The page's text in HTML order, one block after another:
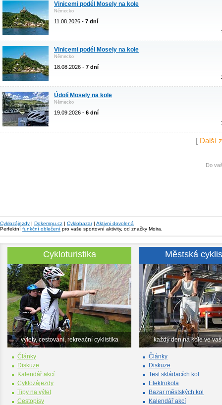
Vinicemi podél Mosely na kole
Německo
11.08.2026 - 7 dní
Vinicemi podél Mosely na kole
Německo
18.08.2026 - 7 dní
Údolí Mosely na kole
Německo
19.09.2026 - 6 dní
[ Další
Do
Cyklozájezdy | Dokempu.cz | Cyklobazar| Aktivni dovolená
Perfektní funkční oblečení pro vaše sportovní aktivity, od značky Moira.
Cykloturistika
výlety, cestování, rekreační cyklistika
Články
Diskuze
Kalendář akcí
Cyklozájezdy
Tipy na výlet
Cestopisy
Městská
každý den na kole ve
Články
Diskuze
Test skládacích kol
Elektrokola
Bazar městských kol
Kalendář akcí